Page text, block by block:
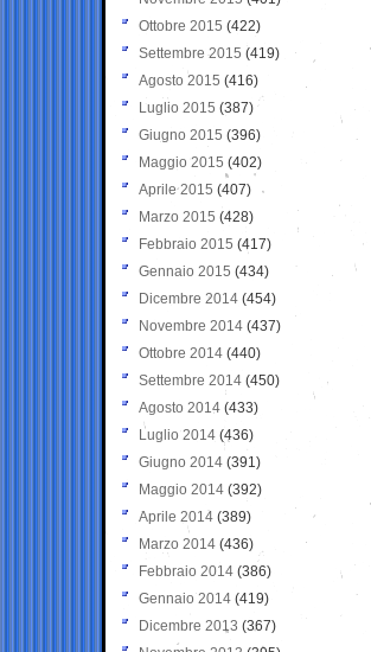
Ottobre 2015 (422)
Settembre 2015 (419)
Agosto 2015 (416)
Luglio 2015 (387)
Giugno 2015 (396)
Maggio 2015 (402)
Aprile 2015 (407)
Marzo 2015 (428)
Febbraio 2015 (417)
Gennaio 2015 (434)
Dicembre 2014 (454)
Novembre 2014 (437)
Ottobre 2014 (440)
Settembre 2014 (450)
Agosto 2014 (433)
Luglio 2014 (436)
Giugno 2014 (391)
Maggio 2014 (392)
Aprile 2014 (389)
Marzo 2014 (436)
Febbraio 2014 (386)
Gennaio 2014 (419)
Dicembre 2013 (367)